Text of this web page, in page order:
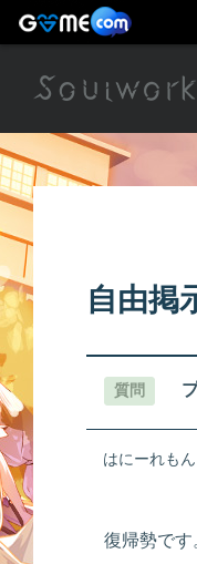
自由掲
質問
はにーれもん
復帰勢です